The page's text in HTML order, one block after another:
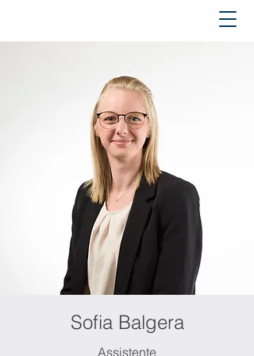
Sofia Balgera
Assistente